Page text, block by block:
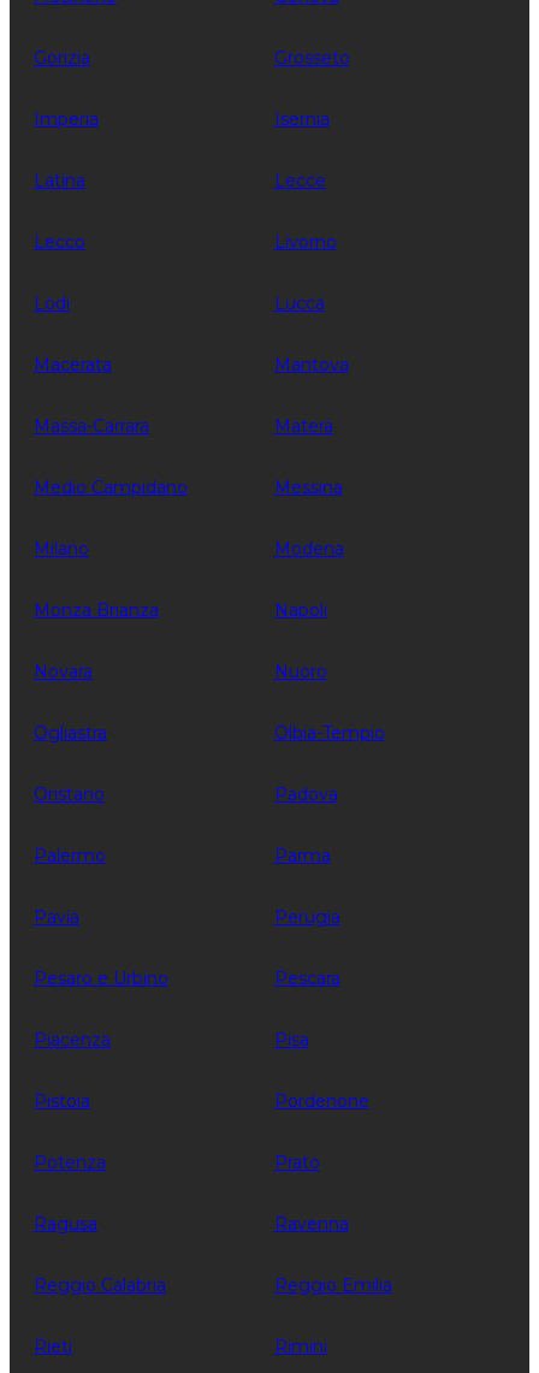
Gorizia Grosseto
Imperia Isernia
Latina Lecce
Lecco Livorno
Lodi Lucca
Macerata Mantova
Massa-Carrara Matera
Medio Campidano Messina
Milano Modena
Monza Brianza Napoli
Novara Nuoro
Ogliastra Olbia-Tempio
Oristano Padova
Palermo Parma
Pavia Perugia
Pesaro e Urbino Pescara
Piacenza Pisa
Pistoia Pordenone
Potenza Prato
Ragusa Ravenna
Reggio Calabria Reggio Emilia
Rieti Rimini